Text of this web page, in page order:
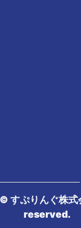
すぷりんぐ株式
reserved.